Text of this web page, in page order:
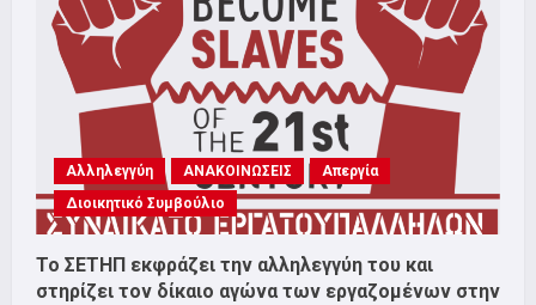
Αλληλεγγύη ΑΝΑΚΟΙΝΩΣΕΙΣ
Απεργία
Διοικητικό Συμβούλιο
Το ΣΕΤΗΠ εκφράζει την αλληλεγγύη του και
στηρίζει τον δίκαιο αγώνα των εργαζομένων στην